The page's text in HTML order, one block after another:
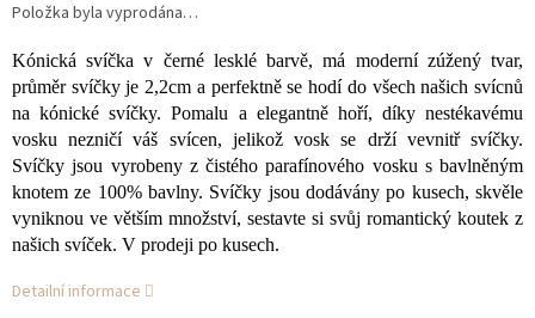
Položka byla vyprodána…
Kónická svíčka v černé lesklé barvě, má moderní zúžený tvar,
průměr svíčky je 2,2cm a perfektně se hodí do všech našich svícnů
na kónické svíčky. Pomalu a elegantně hoří, díky nestékavému
vosku nezničí váš svícen, jelikož vosk se drží vevnitř svíčky.
Svíčky jsou vyrobeny z čistého parafínového vosku s bavlněným
knotem ze 100% bavlny. Svíčky jsou dodávány po kusech, skvěle
vyniknou ve větším množství, sestavte si svůj romantický koutek z
našich svíček. V prodeji po kusech.
Detailní informace